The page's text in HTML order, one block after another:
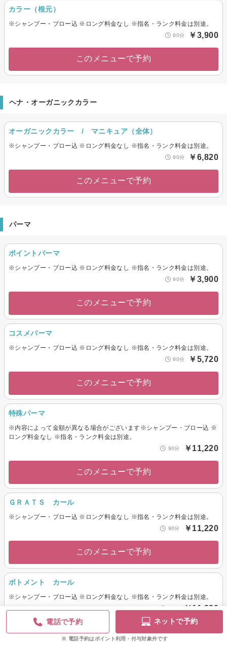
カラー（根元）
※シャンプー・ブロー込 ※ロング料金なし ※指名・ランク料金は別途。
90分 ￥3,900
このメニューで予約
ヘナ・オーガニックカラー
オーガニックカラー / マニキュア（全体）
※シャンプー・ブロー込 ※ロング料金なし ※指名・ランク料金は別途。
90分 ￥6,820
このメニューで予約
パーマ
ポイントパーマ
※シャンプー・ブロー込 ※ロング料金なし ※指名・ランク料金は別途。
90分 ￥3,900
このメニューで予約
コスメパーマ
※シャンプー・ブロー込 ※ロング料金なし ※指名・ランク料金は別途。
90分 ￥5,720
このメニューで予約
特殊パーマ
※内容によって金額が異なる場合がございます※シャンプー・ブロー込 ※
ロング料金なし ※指名・ランク料金は別途。
90分 ￥11,220
このメニューで予約
ＧＲＡＴＳ カール
※シャンプー・ブロー込 ※ロング料金なし ※指名・ランク料金は別途。
90分 ￥11,220
このメニューで予約
ボトメント カール
※シャンプー・ブロー込 ※ロング料金なし ※指名・ランク料金は別途。
￥11,220
このメニューで予約
電話で予約 ネットで予約
電話予約はポイント利用・付与対象外です